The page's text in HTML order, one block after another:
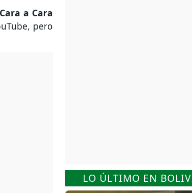
a Cara
pero
LO ÚLTIMO EN